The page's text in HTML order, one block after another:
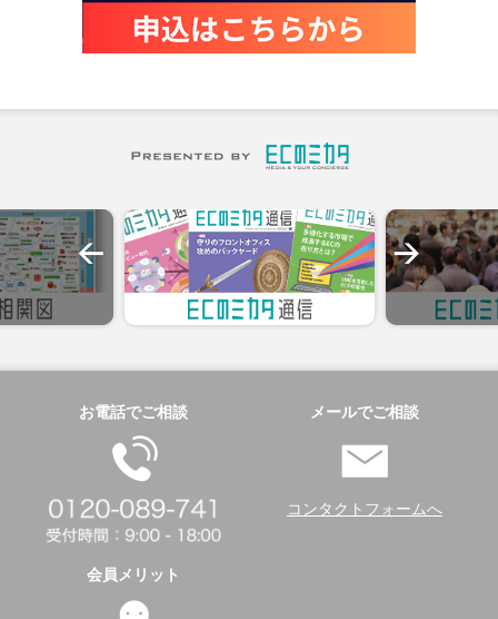
お電話でご相談 メールでご相談
コンタクトフォームへ
会員メリット